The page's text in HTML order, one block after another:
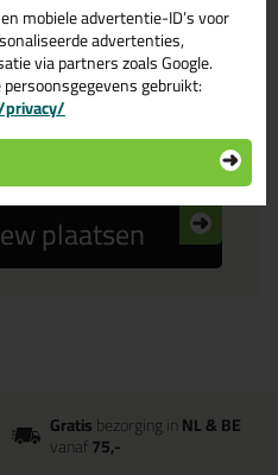
bij anderen?
plaatsen
Gratisbezorging inNL & BE
vanaf75,-
mobiele advertentie-ID’s voor
advertenties,
via partners zoals Google.
gebruikt: